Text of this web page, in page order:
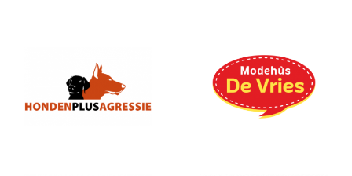
Hondenplusagress
ie
Modehus